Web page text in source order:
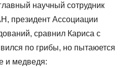
научный сотрудник
президент Ассоциации
сравнил Кариса с
по грибы, но пытаюется
и медведя: